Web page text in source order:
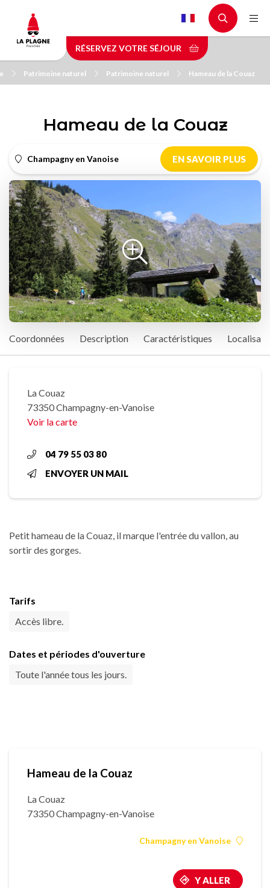
contenu
principal
RÉSERVEZ VOTRE SÉJOUR
Patrimoine naturel Patrimoine naturel Hameau de la Couaz
Hameau de la Couaz
Champagny en Vanoise EN SAVOIR PLUS
Coordonnées Description Caractéristiques
La Couaz
73350 Champagny-en-Vanoise
Voir la carte
04 79 55 03 80
ENVOYER UN MAIL
Petit hameau de la Couaz, il marque l'entrée du vallon, au
sortir des gorges.
Tarifs
Accès libre.
Dates et périodes d'ouverture
Toute l'année tous les jours.
Hameau de la Couaz
La Couaz
73350 Champagny-en-Vanoise
Champagny en Vanoise
Y ALLER